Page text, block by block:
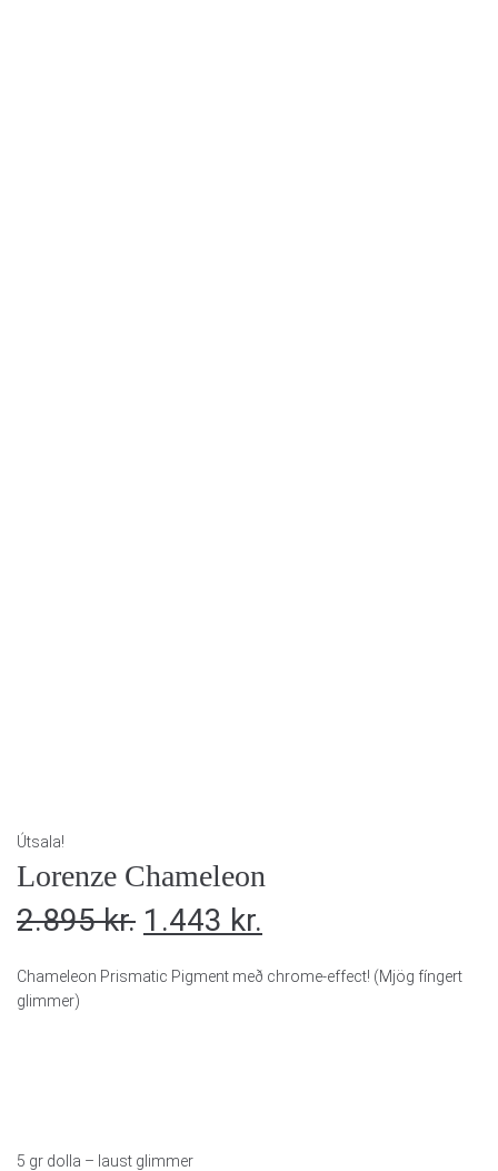
Útsala!
Lorenze Chameleon
2.895kr. 1.443 kr.
Chameleon Prismatic Pigment með chrome-effect! (Mjög fíngert
glimmer)
5 gr dolla – laust glimmer